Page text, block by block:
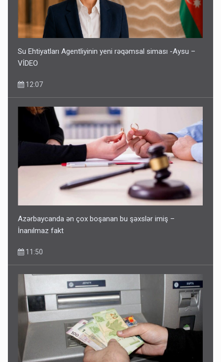
Su Ehtiyatları Agentliyinin yeni rəqəmsal siması -Aysu –
VİDEO
12:07
Azərbaycanda ən çox boşanan bu şəxslər imiş –
İnanılmaz fakt
11:50